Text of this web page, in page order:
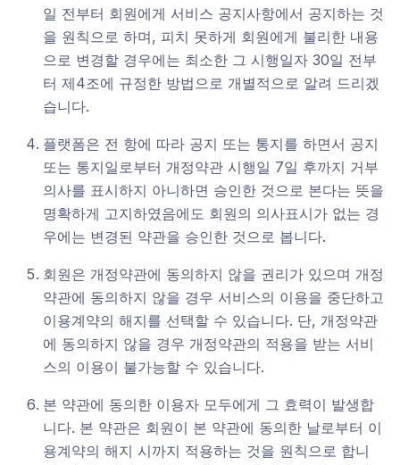
일 전부터 회원에게 서비스 공지사항에서 공지하는 것
을 원칙으로 하며, 피치 못하게 회원에게 불리한 내용
으로 변경할 경우에는 최소한 그 시행일자 30일 전부
터 제4조에 규정한 방법으로 개별적으로 알려 드리겠
습니다.
플랫폼은 전 항에 따라 공지 또는 통지를 하면서 공지
또는 통지일로부터 개정약관 시행일 7일 후까지 거부
의사를 표시하지 아니하면 승인한 것으로 본다는 뜻을
명확하게 고지하였음에도 회원의 의사표시가 없는 경
우에는 변경된 약관을 승인한 것으로 봅니다.
회원은 개정약관에 동의하지 않을 권리가 있으며 개정
약관에 동의하지 않을 경우 서비스의 이용을 중단하고
이용계약의 해지를 선택할 수 있습니다. 단, 개정약관
에 동의하지 않을 경우 개정약관의 적용을 받는 서비
스의 이용이 불가능할 수 있습니다.
본 약관에 동의한 이용자 모두에게 그 효력이 발생합
니다. 본 약관은 회원이 본 약관에 동의한 날로부터 이
용계약의 해지 시까지 적용하는 것을 원칙으로 합니